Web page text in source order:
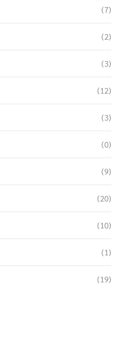
(7)
(2)
(3)
(12)
(3)
(0)
(9)
(20)
(10)
(1)
(19)